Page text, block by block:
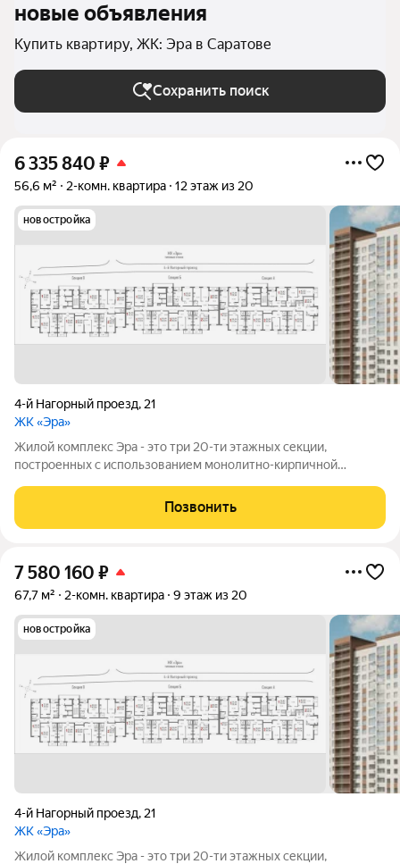
новые объявления
Купить квартиру, ЖК: Эра в Саратове
Сохранить поиск
6 335 840 ₽
56,6 м² 2-комн. квартира 12 этаж из 20
новостройка
4-й Нагорный проезд, 21
ЖК «Эра»
Жилой комплекс Эра - это три 20-ти этажных секции,
построенных с использованием монолитно-кирпичной
первый этаж и наличие крышной котельной, позволяющей
будущим жителям дома самим контролировать
Позвонить
7 580 160 ₽
67,7 м² 2-комн. квартира 9 этаж из 20
новостройка
4-й Нагорный проезд, 21
ЖК «Эра»
Жилой комплекс Эра - это три 20-ти этажных секции,